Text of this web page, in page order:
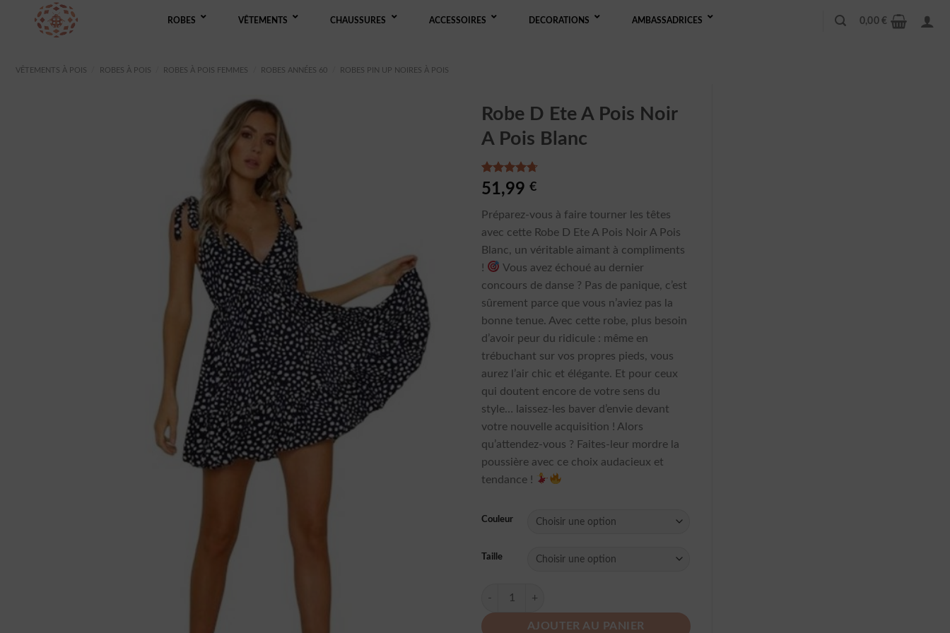
ROBES VÊTEMENTS CHAUSSURES ACCESSOIRES DECORATIONS AMBASSADRICES 0,00€
VÊTEMENTS À POIS ROBES À POIS ROBES À POIS FEMMES ROBES ANNÉES 60 ROBES PIN UP NOIRES À POIS
Robe D Ete A Pois Noir
A Pois Blanc
Noté4.67
sur 5 basé
3
notations
client
51,99€
Préparez-vous à faire tourner les têtes
avec cette Robe D Ete A Pois Noir A Pois
Blanc, un véritable aimant à compliments
!
Vous avez échoué au dernier
concours de danse ? Pas de panique, c’est
sûrement parce que vous n’aviez pas la
bonne tenue. Avec cette robe, plus besoin
d’avoir peur du ridicule : même en
trébuchant sur vos propres pieds, vous
aurez l’air chic et élégante. Et pour ceux
qui doutent encore de votre sens du
style… laissez-les baver d’envie devant
votre nouvelle acquisition ! Alors
qu’attendez-vous ? Faites-leur mordre la
poussière avec ce choix audacieux et
tendance !
Couleur
Taille
quantité de Robe D Ete A Pois Noir A Pois Blanc
AJOUTER AU PANIER